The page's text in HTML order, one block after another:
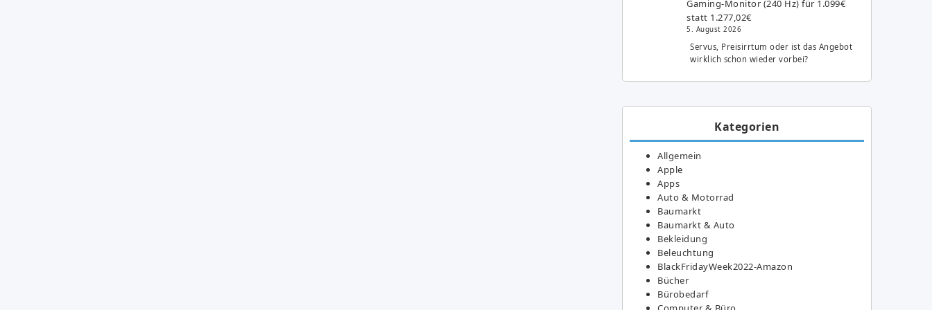
Gaming-Monitor (240 Hz) für 1.099€
statt 1.277,02€
5. August 2026
Servus, Preisirrtum oder ist das Angebot
wirklich schon wieder vorbei?
Kategorien
Allgemein
Apple
Apps
Auto & Motorrad
Baumarkt
Baumarkt & Auto
Bekleidung
Beleuchtung
BlackFridayWeek2022-Amazon
Bücher
Bürobedarf